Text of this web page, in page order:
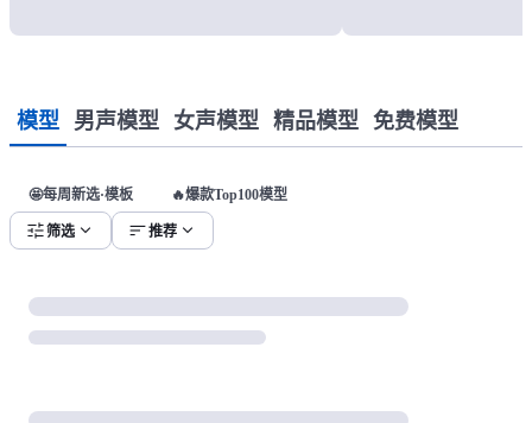
模型 男声模型 女声模型 精品模型 免费模型
🤩每周新选·模板 🔥爆款Top100模型
tune筛选 expand_more sort推荐 expand_more